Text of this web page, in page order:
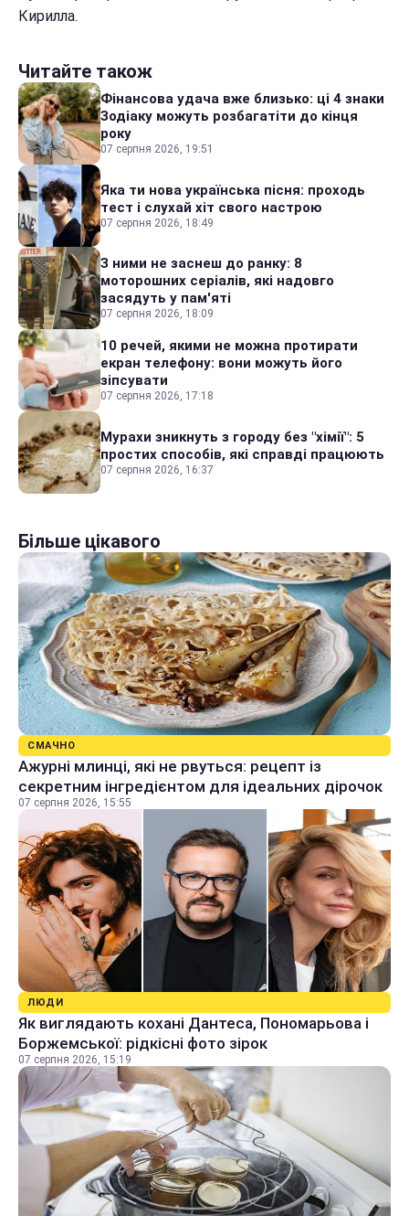
Кирилла.
Читайте також
Фінансова удача вже близько: ці 4 знаки
Зодіаку можуть розбагатіти до кінця
року
07 серпня 2026, 19:51
Яка ти нова українська пісня: проходь
тест і слухай хіт свого настрою
07 серпня 2026, 18:49
З ними не заснеш до ранку: 8
моторошних серіалів, які надовго
засядуть у пам'яті
07 серпня 2026, 18:09
10 речей, якими не можна протирати
екран телефону: вони можуть його
зіпсувати
07 серпня 2026, 17:18
Мурахи зникнуть з городу без "хімії": 5
простих способів, які справді працюють
07 серпня 2026, 16:37
Більше цікавого
СМАЧНО
Ажурні млинці, які не рвуться: рецепт із
секретним інгредієнтом для ідеальних дірочок
07 серпня 2026, 15:55
ЛЮДИ
Як виглядають кохані Дантеса, Пономарьова і
Боржемської: рідкісні фото зірок
07 серпня 2026, 15:19